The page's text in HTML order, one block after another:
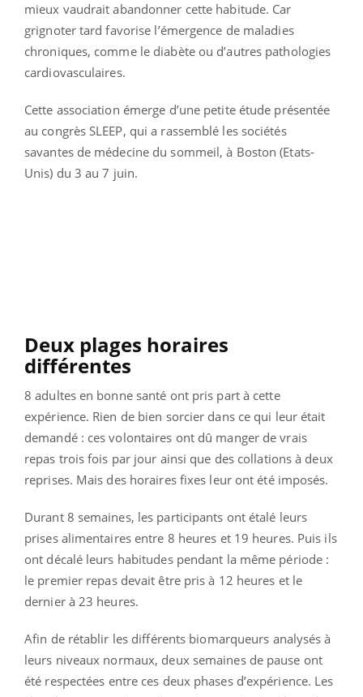
mieux vaudrait abandonner cette habitude. Car
grignoter tard favorise l’émergence de maladies
chroniques, comme le diabète ou d’autres pathologies
cardiovasculaires.
Cette association émerge d’une petite étude présentée
au congrès SLEEP, qui a rassemblé les sociétés
savantes de médecine du sommeil, à Boston (Etats-
Unis) du 3 au 7 juin.
Deux plages horaires
différentes
8 adultes en bonne santé ont pris part à cette
expérience. Rien de bien sorcier dans ce qui leur était
demandé : ces volontaires ont dû manger de vrais
repas trois fois par jour ainsi que des collations à deux
reprises. Mais des horaires fixes leur ont été imposés.
Durant 8 semaines, les participants ont étalé leurs
prises alimentaires entre 8 heures et 19 heures. Puis ils
ont décalé leurs habitudes pendant la même période :
le premier repas devait être pris à 12 heures et le
dernier à 23 heures.
Afin de rétablir les différents biomarqueurs analysés à
leurs niveaux normaux, deux semaines de pause ont
été respectées entre ces deux phases d’expérience. Les